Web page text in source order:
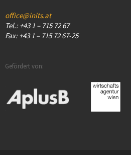
office@inits.at
Tel.: +43 1 – 715 72 67
Fax: +43 1 – 715 72 67-25
Gefördert von: